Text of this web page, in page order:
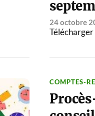
24 octobre
COMPTES-